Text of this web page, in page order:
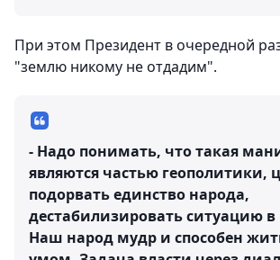
При этом Президент в очередной
"землю никому не отдадим".
- Надо понимать, что такая
являются частью геополитики,
подорвать единство народа,
дестабилизировать ситуацию в
Наш народ мудр и способен